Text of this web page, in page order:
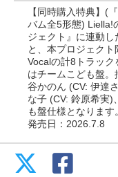
【同時購入特典】(
バム全5形態) Liella!
ジェクト』に連動
と、本プロジェク
Vocalの計8トラッ
はチームこども盤
谷かのん (CV: 伊達
な子 (CV: 鈴原希実)
も盤仕様となります。
発売日：2026.7.8